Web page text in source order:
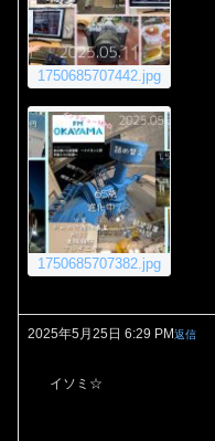
1750685707442.jpg
1750685707382.jpg
2025年5月25日 6:29 PM返信
イソミ☆